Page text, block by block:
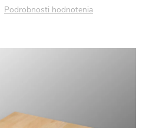
Podrobnosti hodnotenia